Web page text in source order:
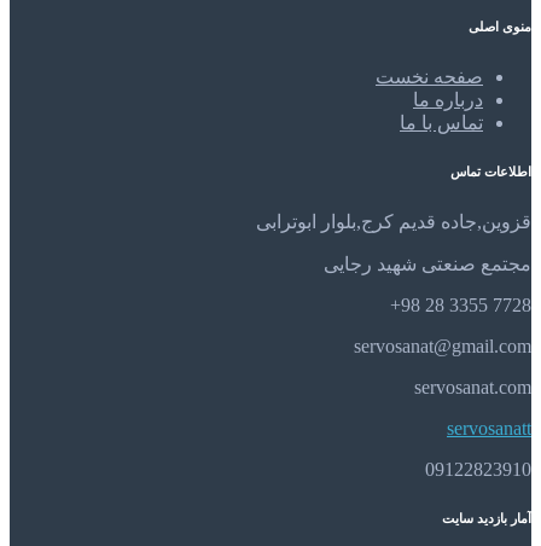
منوی اصلی
صفحه نخست
درباره ما
تماس با ما
اطلاعات تماس
قزوین,جاده قدیم کرج,بلوار ابوترابی
مجتمع صنعتی شهید رجایی
7728 3355 28 98+
servosanat@gmail.com
servosanat.com
servosanatt
09122823910
آمار بازدید سایت